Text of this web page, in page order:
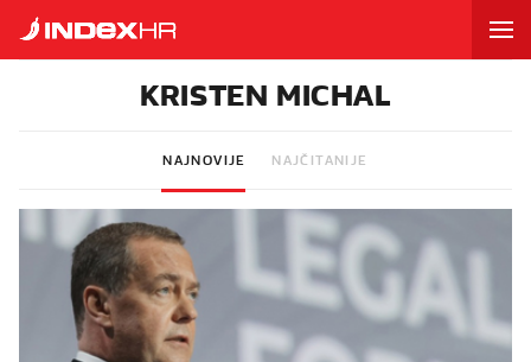
KRISTEN MICHAL
NAJNOVIJE NAJČITANIJE